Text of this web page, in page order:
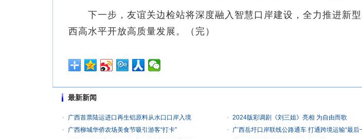
下一步，友谊关边检站将深度融入智慧口岸建设，全力推进新
西高水平开放高质量发展。（完）
最新新闻
广西首票陆运进口再生铝原料从水口口岸入境
2024版彩调剧《刘三姐》亮相 为自由而歌
广西柳城华侨农场美食节吸引游客“打卡”
广西岳圩口岸联线公路通车 打通跨境运输“最后